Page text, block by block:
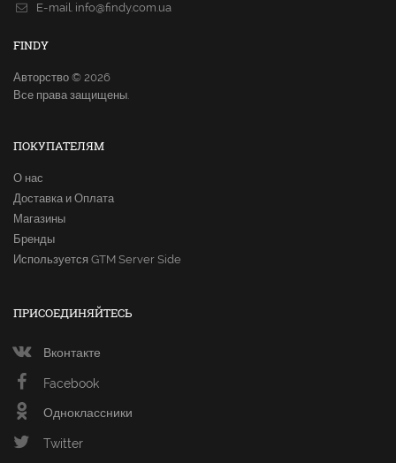
E-mail. info@findy.com.ua
FINDY
Авторство © 2026
Все права защищены.
ПОКУПАТЕЛЯМ
О нас
Доставка и Оплата
Магазины
Бренды
Используется GTM Server Side
ПРИСОЕДИНЯЙТЕСЬ
Вконтакте
Facebook
Одноклассники
Twitter